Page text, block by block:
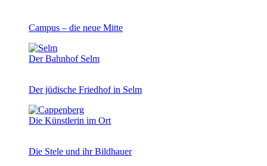
Campus – die neue Mitte
Der Bahnhof Selm
Der jüdische Friedhof in Selm
Die Künstlerin im Ort
Die Stele und ihr Bildhauer